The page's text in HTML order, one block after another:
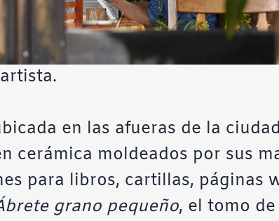
en las afueras de la
cerámica moldeados por sus
para libros, cartillas, páginas
grano pequeño, el tomo